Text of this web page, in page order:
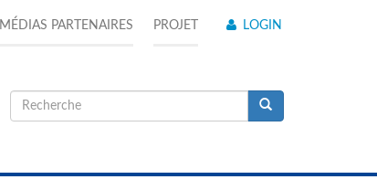
MÉDIAS PARTENAIRES PROJET LOGIN
Formulaire
recherche